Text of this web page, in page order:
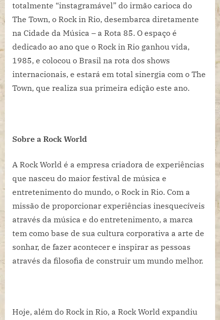
totalmente “instagramável” do irmão carioca do
The Town, o Rock in Rio, desembarca diretamente
na Cidade da Música – a Rota 85. O espaço é
dedicado ao ano que o Rock in Rio ganhou vida,
1985, e colocou o Brasil na rota dos shows
internacionais, e estará em total sinergia com o The
Town, que realiza sua primeira edição este ano.
Sobre a Rock World
A Rock World é a empresa criadora de experiências
que nasceu do maior festival de música e
entretenimento do mundo, o Rock in Rio. Com a
missão de proporcionar experiências inesquecíveis
através da música e do entretenimento, a marca
tem como base de sua cultura corporativa a arte de
sonhar, de fazer acontecer e inspirar as pessoas
através da filosofia de construir um mundo melhor.
Hoje, além do Rock in Rio, a Rock World expandiu